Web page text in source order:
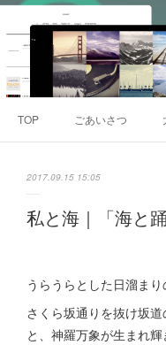
TOP ごあいさつ
2017.09.15 15:05
私と海｜「海と
うらうらとした日溜まり
さくら坂通りを抜け坂
と、神羅万象が生まれ輝